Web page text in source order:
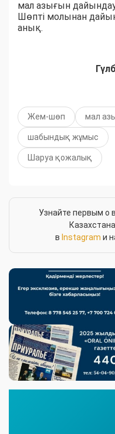
мал азығын
Шөпті молынан
анық.
Жем-шөп мал
шабындық жұмыс
Шаруа қожалық
Узнайте первым о
в Instagram и